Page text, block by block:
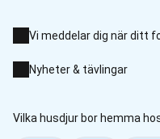
Vi meddelar dig när ditt
Nyheter & tävlingar
Vilka husdjur bor hemma